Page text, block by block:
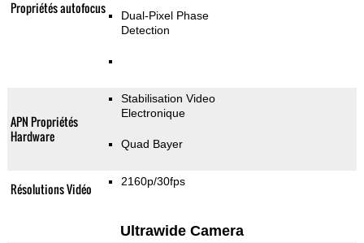
Propriétés autofocus
Dual-Pixel Phase
Detection
APN Propriétés
Hardware
Stabilisation Video
Electronique
Quad Bayer
Résolutions Vidéo 2160p/30fps
Ultrawide Camera